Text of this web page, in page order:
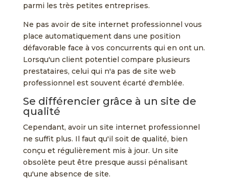
parmi les très petites entreprises.
Ne pas avoir de site internet professionnel vous
place automatiquement dans une position
défavorable face à vos concurrents qui en ont un.
Lorsqu'un client potentiel compare plusieurs
prestataires, celui qui n'a pas de site web
professionnel est souvent écarté d'emblée.
Se différencier grâce à un site de
qualité
Cependant, avoir un site internet professionnel
ne suffit plus. Il faut qu'il soit de qualité, bien
conçu et régulièrement mis à jour. Un site
obsolète peut être presque aussi pénalisant
qu'une absence de site.